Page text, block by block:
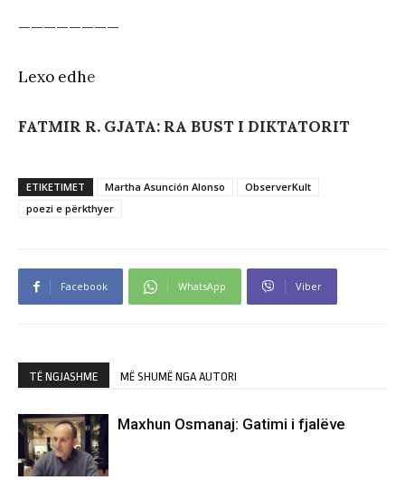
————————
Lexo edhe
FATMIR R. GJATA: RA BUST I DIKTATORIT
ETIKETIMET Martha Asunción Alonso
ObserverKult
poezi e përkthyer
Facebook WhatsApp Viber
TË NGJASHME MË SHUMË NGA AUTORI
Maxhun Osmanaj: Gatimi i fjalëve